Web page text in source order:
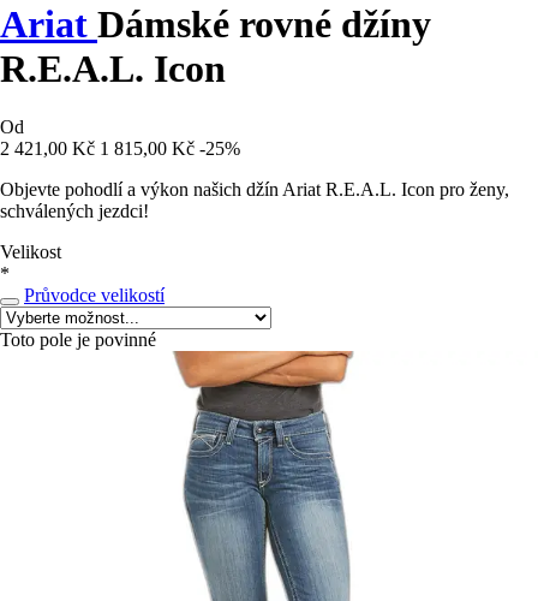
Ariat Dámské rovné džíny
R.E.A.L. Icon
Od
2 421,00 Kč 1 815,00 Kč -25%
Objevte pohodlí a výkon našich džín Ariat R.E.A.L. Icon pro ženy,
schválených jezdci!
Velikost
*
Průvodce velikostí
Toto pole je povinné